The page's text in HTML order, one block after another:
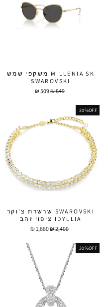
MILLENIA SK משקפי שמש
SWAROVSKI
מחיר
849 ₪
מחיר
509 ₪
30%OFF
SWAROVSKI שרשרת צ'וקר
IDYLLIA ציפוי זהב
מחיר
2,400 ₪
מחיר
1,680 ₪
30%OFF